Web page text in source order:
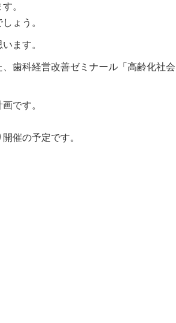
。
ょう。
ます。
歯科経営改善ゼミナール「高齢化社会
です。
催の予定です。